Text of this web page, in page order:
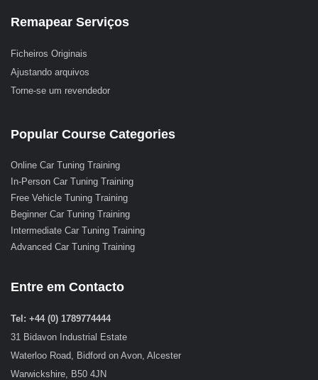
Remapear Serviços
Ficheiros Originais
Ajustando arquivos
Torne-se um revendedor
Popular Course Categories
Online Car Tuning Training
In-Person Car Tuning Training
Free Vehicle Tuning Training
Beginner Car Tuning Training
Intermediate Car Tuning Training
Advanced Car Tuning Training
Entre em Contacto
Tel: +44 (0) 1789774444
31 Bidavon Industrial Estate
Waterloo Road, Bidford on Avon, Alcester
Warwickshire, B50 4JN